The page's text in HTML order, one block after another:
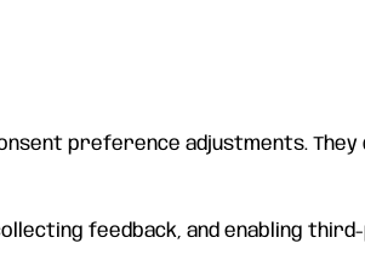
preference adjustments.
feedback, and enabling